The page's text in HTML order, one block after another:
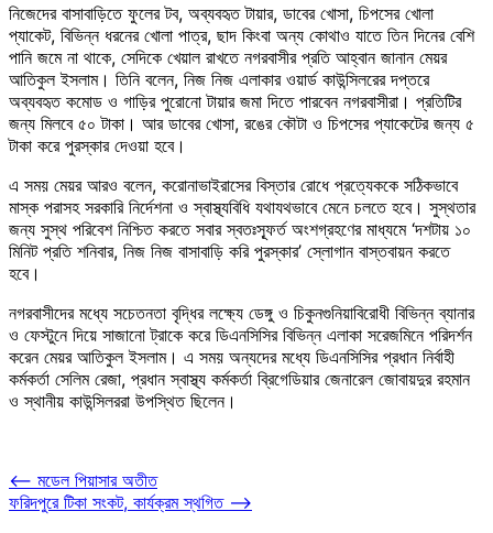
নিজেদের বাসাবাড়িতে ফুলের টব, অব্যবহৃত টায়ার, ডাবের খোসা, চিপসের খোলা
প্যাকেট, বিভিন্ন ধরনের খোলা পাত্র, ছাদ কিংবা অন্য কোথাও যাতে তিন দিনের বেশি
পানি জমে না থাকে, সেদিকে খেয়াল রাখতে নগরবাসীর প্রতি আহ্বান জানান মেয়র
আতিকুল ইসলাম। তিনি বলেন, নিজ নিজ এলাকার ওয়ার্ড কাউন্সিলরের দপ্তরে
অব্যবহৃত কমোড ও গাড়ির পুরোনো টায়ার জমা দিতে পারবেন নগরবাসীরা। প্রতিটির
জন্য মিলবে ৫০ টাকা। আর ডাবের খোসা, রঙের কৌটা ও চিপসের প্যাকেটের জন্য ৫
টাকা করে পুরস্কার দেওয়া হবে।
এ সময় মেয়র আরও বলেন, করোনাভাইরাসের বিস্তার রোধে প্রত্যেককে সঠিকভাবে
মাস্ক পরাসহ সরকারি নির্দেশনা ও স্বাস্থ্যবিধি যথাযথভাবে মেনে চলতে হবে। সুস্থতার
জন্য সুস্থ পরিবেশ নিশ্চিত করতে সবার স্বতঃস্ফূর্ত অংশগ্রহণের মাধ্যমে ‘দশটায় ১০
মিনিট প্রতি শনিবার, নিজ নিজ বাসাবাড়ি করি পুরস্কার’ স্লোগান বাস্তবায়ন করতে
হবে।
নগরবাসীদের মধ্যে সচেতনতা বৃদ্ধির লক্ষ্যে ডেঙ্গু ও চিকুনগুনিয়াবিরোধী বিভিন্ন ব্যানার
ও ফেস্টুনে দিয়ে সাজানো ট্রাকে করে ডিএনসিসির বিভিন্ন এলাকা সরেজমিনে পরিদর্শন
করেন মেয়র আতিকুল ইসলাম। এ সময় অন্যদের মধ্যে ডিএনসিসির প্রধান নির্বাহী
কর্মকর্তা সেলিম রেজা, প্রধান স্বাস্থ্য কর্মকর্তা ব্রিগেডিয়ার জেনারেল জোবায়দুর রহমান
ও স্থানীয় কাউন্সিলররা উপস্থিত ছিলেন।
Post
navigation
⟵ মডেল পিয়াসার অতীত
ফরিদপুরে টিকা সংকট, কার্যক্রম স্থগিত ⟶